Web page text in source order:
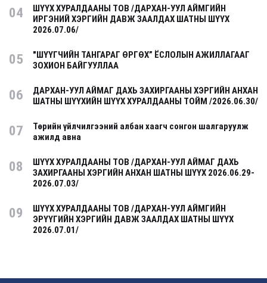
04
ШҮҮХ ХУРАЛДААНЫ ТОВ /ДАРХАН-УУЛ АЙМГИЙН
ИРГЭНИЙ ХЭРГИЙН ДАВЖ ЗААЛДАХ ШАТНЫ ШҮҮХ
2026.07.06/
05
"ШҮҮГЧИЙН ТАНГАРАГ ӨРГӨХ” ЁСЛОЛЫН АЖИЛЛАГААГ
ЗОХИОН БАЙГУУЛЛАА
06
ДАРХАН-УУЛ АЙМАГ ДАХЬ ЗАХИРГААНЫ ХЭРГИЙН АНХАН
ШАТНЫ ШҮҮХИЙН ШҮҮХ ХУРАЛДААНЫ ТОЙМ /2026.06.30/
07
Төрийн үйлчилгээний албан хаагч сонгон шалгаруулж
ажилд авна
08
ШҮҮХ ХУРАЛДААНЫ ТОВ /ДАРХАН-УУЛ АЙМАГ ДАХЬ
ЗАХИРГААНЫ ХЭРГИЙН АНХАН ШАТНЫ ШҮҮХ 2026.06.29-
2026.07.03/
09
ШҮҮХ ХУРАЛДААНЫ ТОВ /ДАРХАН-УУЛ АЙМГИЙН
ЭРҮҮГИЙН ХЭРГИЙН ДАВЖ ЗААЛДАХ ШАТНЫ ШҮҮХ
2026.07.01/